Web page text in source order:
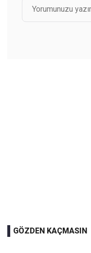
GÖZDEN KAÇMASIN